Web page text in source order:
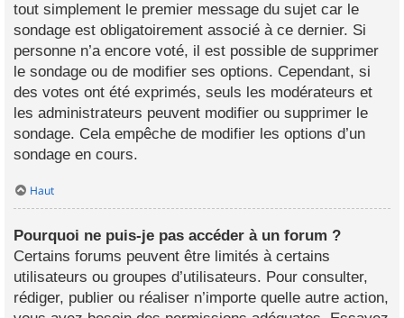
tout simplement le premier message du sujet car le
sondage est obligatoirement associé à ce dernier. Si
personne n’a encore voté, il est possible de supprimer
le sondage ou de modifier ses options. Cependant, si
des votes ont été exprimés, seuls les modérateurs et
les administrateurs peuvent modifier ou supprimer le
sondage. Cela empêche de modifier les options d’un
sondage en cours.
Haut
Pourquoi ne puis-je pas accéder à un forum ?
Certains forums peuvent être limités à certains
utilisateurs ou groupes d’utilisateurs. Pour consulter,
rédiger, publier ou réaliser n’importe quelle autre action,